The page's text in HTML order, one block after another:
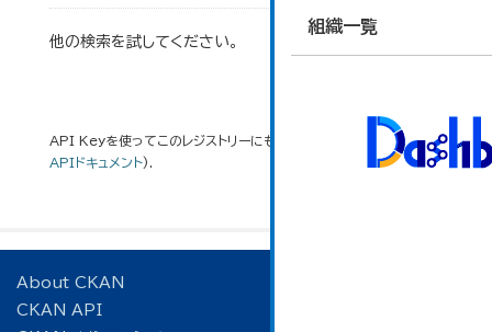
組織一覧
他の検索を試してください。
API Keyを使ってこのレジストリーにもアクセス可能です API (see
APIドキュメント).
About CKAN
CKAN API